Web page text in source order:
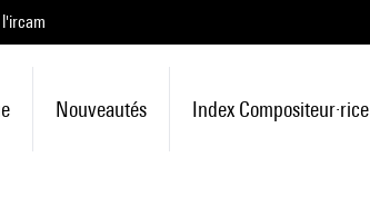
Nouveautés Index Compositeur·rice